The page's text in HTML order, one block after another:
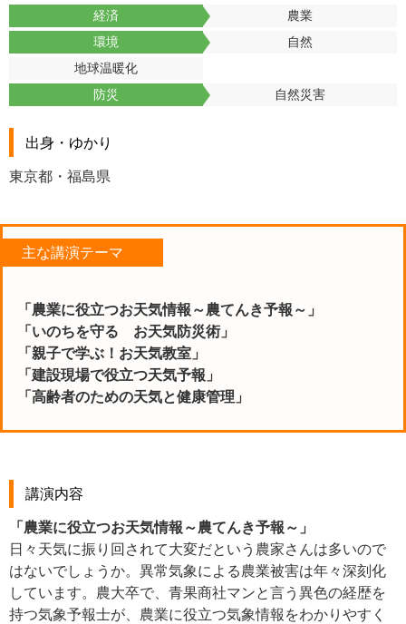
経済
農業
環境
自然
地球温暖化
防災
自然災害
出身・ゆかり
東京都・福島県
主な講演テーマ
「農業に役立つお天気情報～農てんき予報～」
「いのちを守る お天気防災術」
「親子で学ぶ！お天気教室」
「建設現場で役立つ天気予報」
「高齢者のための天気と健康管理」
講演内容
「農業に役立つお天気情報～農てんき予報～」
日々天気に振り回されて大変だという農家さんは多いので
はないでしょうか。異常気象による農業被害は年々深刻化
しています。農大卒で、青果商社マンと言う異色の経歴を
持つ気象予報士が、農業に役立つ気象情報をわかりやすく